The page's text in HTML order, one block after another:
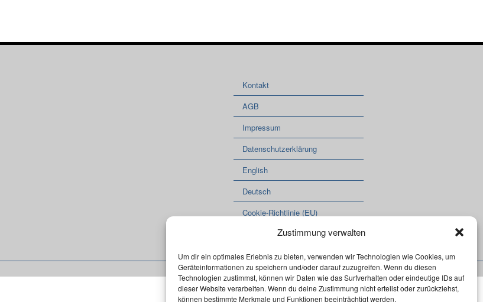
Zustimmung verwalten
Um dir ein optimales Erlebnis zu bieten, verwenden wir Technologien wie Cookies, um
Geräteinformationen zu speichern und/oder darauf zuzugreifen. Wenn du diesen
Technologien zustimmst, können wir Daten wie das Surfverhalten oder eindeutige IDs auf
dieser Website verarbeiten. Wenn du deine Zustimmung nicht erteilst oder zurückziehst,
können bestimmte Merkmale und Funktionen beeinträchtigt werden.
Kontakt
AGB
Impressum
Datenschutzerklärung
English
Deutsch
Cookie-Richtlinie (EU)